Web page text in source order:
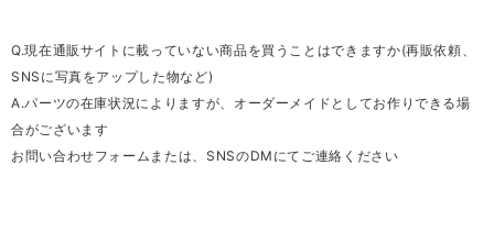
Q.現在通販サイトに載っていない商品を買うことはできますか(再販依頼、
SNSに写真をアップした物など)
A.パーツの在庫状況によりますが、オーダーメイドとしてお作りできる場
合がございます
お問い合わせフォームまたは、SNSのDMにてご連絡ください